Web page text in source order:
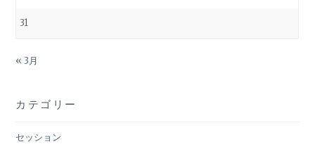
31
« 3月
カテゴリー
セッション